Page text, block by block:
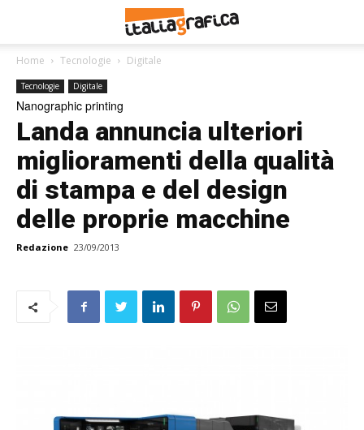
Home Tecnologie Digitale
Tecnologie Digitale
Nanographic printing
Landa annuncia ulteriori
miglioramenti della qualità
di stampa e del design
delle proprie macchine
Redazione 23/09/2013